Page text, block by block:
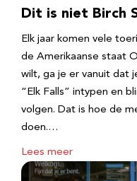
Dit is niet Birch
Elk jaar komen vele
de Amerikaanse staat
wilt, ga je er vanuit dat
“Elk Falls” intypen en
volgen. Dat is hoe de
doen.…
Lees meer